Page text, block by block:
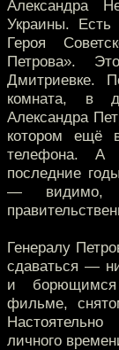
Александра
Украины.
Героя
Петрова».
Дмитриевке.
комната, в
Александра
котором ещё
телефона. А
последние
— видимо,
Генералу
сдаваться —
и
фильме,
личного